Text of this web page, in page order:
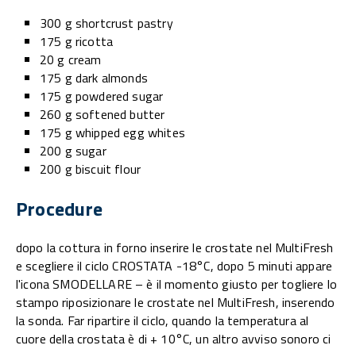
300 g shortcrust pastry
175 g ricotta
20 g cream
175 g dark almonds
175 g powdered sugar
260 g softened butter
175 g whipped egg whites
200 g sugar
200 g biscuit flour
Procedure
dopo la cottura in forno inserire le crostate nel MultiFresh
e scegliere il ciclo CROSTATA -18°C, dopo 5 minuti appare
l'icona SMODELLARE – è il momento giusto per togliere lo
stampo riposizionare le crostate nel MultiFresh, inserendo
la sonda. Far ripartire il ciclo, quando la temperatura al
cuore della crostata è di + 10°C, un altro avviso sonoro ci